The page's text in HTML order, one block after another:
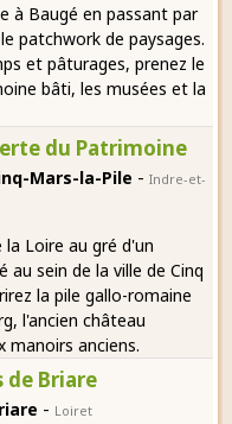
à Baugé en passant par
patchwork de paysages.
et pâturages, prenez le
bâti, les musées et la
du Patrimoine
Mars-la-Pile -Indre-et-
la Loire au gré d'un
au sein de la ville de Cinq
la pile gallo-romaine
l'ancien château
manoirs anciens.
de Briare
- Loiret